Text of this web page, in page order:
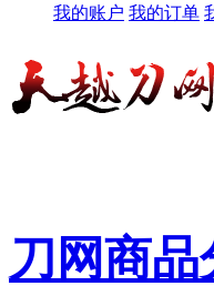
我的账户 我的订单
刀网商品